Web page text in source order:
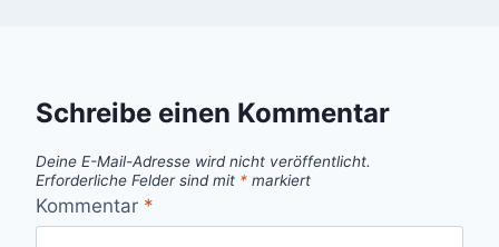
Schreibe einen Kommentar
Deine E-Mail-Adresse wird nicht veröffentlicht.
Erforderliche Felder sind mit * markiert
Kommentar *